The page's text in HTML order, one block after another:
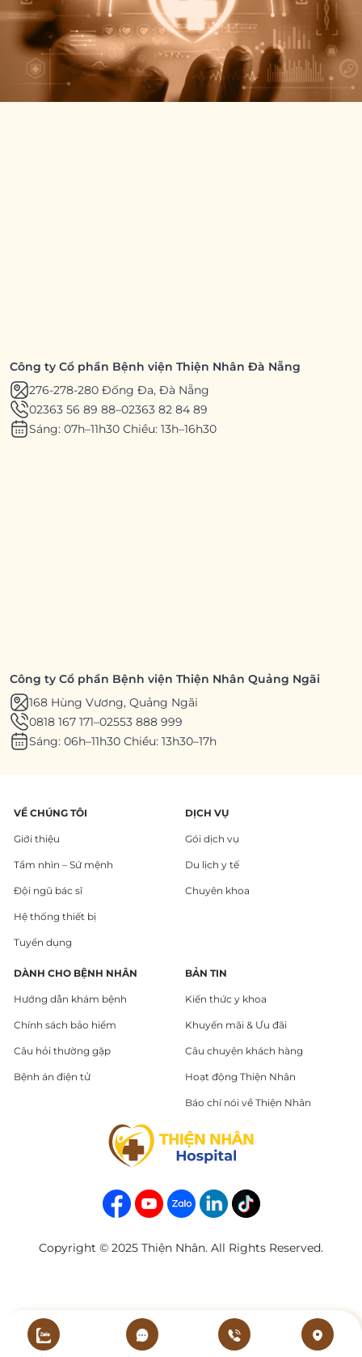
Công ty Cổ phần Bệnh viện Thiện Nhân Đà Nẵng
276-278-280 Đống Đa, Đà Nẵng
02363 56 89 88–02363 82 84 89
Sáng: 07h–11h30 Chiều: 13h–16h30
Công ty Cổ phần Bệnh viện Thiện Nhân Quảng Ngãi
168 Hùng Vương, Quảng Ngãi
0818 167 171–02553 888 999
Sáng: 06h–11h30 Chiều: 13h30–17h
VỀ CHÚNG TÔI
Giới thiệu
Tầm nhìn – Sứ mệnh
Đội ngũ bác sĩ
Hệ thống thiết bị
Tuyển dụng
DỊCH VỤ
Gói dịch vụ
Du lịch y tế
Chuyên khoa
DÀNH CHO BỆNH NHÂN
Hướng dẫn khám bệnh
Chính sách bảo hiểm
Câu hỏi thường gặp
Bệnh án điện tử
BẢN TIN
Kiến thức y khoa
Khuyến mãi & Ưu đãi
Câu chuyện khách hàng
Hoạt động Thiện Nhân
Báo chí nói về Thiện Nhân
Copyright © 2025 Thiện Nhân. All Rights Reserved.